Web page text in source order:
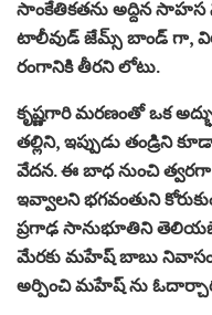
సాంకేతికతను అద్దిన సాహస
టాలీవుడ్ జేమ్స్ బాండ్ గా,
రంగానికి తీరని లోటు.
కృష్ణగారి మరణంతో ఒక
తల్లిని, ఇప్పుడు
వేదన. ఈ బాధ నుంచి
ఇవ్వాలని భగవంతుని
ప్రగాఢ సానుభూతిని
మేరకు మహేష్ బాబు
అర్పించి మహేష్ ను